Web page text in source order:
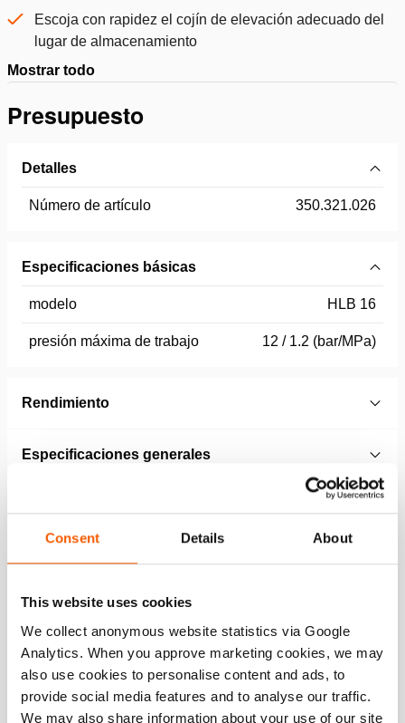
Consent Details About
This website uses cookies
We collect anonymous website statistics via Google
Analytics. When you approve marketing cookies, we may
also use cookies to personalise content and ads, to
provide social media features and to analyse our traffic.
We may also share information about your use of our site
Escoja con rapidez el cojín de elevación adecuado del
lugar de almacenamiento
Mostrar todo
Presupuesto
Detalles
Número de artículo 350.321.026
Especificaciones básicas
modelo HLB 16
presión máxima de trabajo 12 / 1.2 (bar/MPa)
Rendimiento
Especificaciones generales
Technical Drawing
Technical Drawing HLB 11, HLB 16,
HLB 21, HLB 31, HLB 38